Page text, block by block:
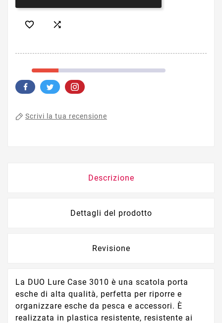
 
Scrivi la tua recensione
Descrizione
Dettagli del prodotto
Revisione
La DUO Lure Case 3010 è una scatola porta
esche di alta qualità, perfetta per riporre e
organizzare esche da pesca e accessori. È
realizzata in plastica resistente, resistente ai